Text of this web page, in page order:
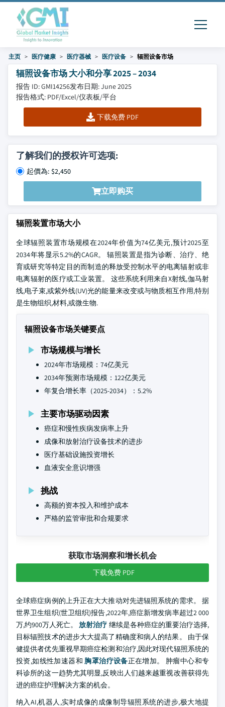
主页 医疗健康 医疗器械 医疗设备 辐照设备市场
辐照设备市场 大小和分享 2025 – 2034
报告 ID: GMI14256发布日期: June 2025
报告格式: PDF/Excel/仪表板/平台
下载免费 PDF
了解我们的授权许可选项:
起價為: $2,450
立即购买
辐照装置市场大小
全球辐照装置市场规模在2024年价值为74亿美元,预计2025至
2034年将显示5.2%的CAGR。 辐照装置是指为诊断、治疗、绝
育或研究等特定目的而制造的释放受控制水平的电离辐射或非
电离辐射的医疗或工业装置。 这些系统利用来自X射线,伽马射
线,电子束,或紫外线(UV)光的能量来改变或与物质相互作用,特别
是生物组织,材料,或微生物.
辐照设备市场关键要点
市场规模与增长
2024年市场规模：74亿美元
2034年预测市场规模：122亿美元
年复合增长率（2025-2034）：5.2%
主要市场驱动因素
癌症和慢性疾病发病率上升
成像和放射治疗设备技术的进步
医疗基础设施投资增长
血液安全意识增强
挑战
高额的资本投入和维护成本
严格的监管审批和合规要求
获取市场洞察和增长机会
下载免费 PDF
全球癌症病例的上升正在大大推动对先进辐照系统的需求。 据
世界卫生组织(世卫组织)报告,2022年,癌症新增发病率超过2 000
万,约900万人死亡。放射治疗 继续是各种癌症的重要治疗选择,
目标辐照技术的进步大大提高了精确度和病人的结果。 由于保
健提供者优先重视早期癌症检测和治疗,因此对现代辐照系统的
投资,如线性加速器和 胸罩治疗设备正在增加。 肿瘤中心和专
科诊所的这一趋势尤其明显,反映出人们越来越重视改善获得先
进的癌症护理解决方案的机会。
纳入AI,机器人,实时成像的成像制导辐照系统的进步,极大地提